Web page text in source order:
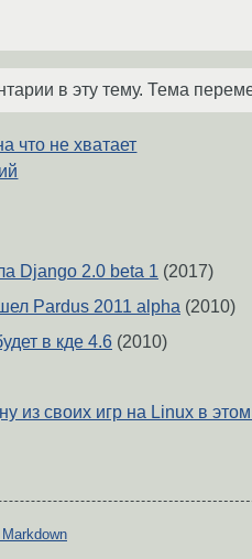
в эту тему. Тема
что не хватает
Django 2.0 beta 1 (2017)
Pardus 2011 alpha (2010)
в кде 4.6 (2010)
из своих игр на Linux в этом